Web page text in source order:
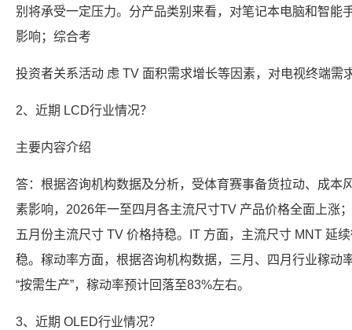
别将承受一定压力。分产品类别来看，对笔记本电脑和智能
影响；综合考
投资者关系活动 虑 TV 面积需求增长等因素，对电视终端需
2、近期 LCD行业情况？
主要内容介绍
答：根据咨询机构数据及分析，受体育赛事备货拉动、成本
素影响，2026年一至四月各主流尺寸TV 产品价格全面上涨
五月份主流尺寸 TV 价格持稳。IT 方面，主流尺寸 MNT 延
稳。稼动率方面，根据咨询机构数据，三月、四月行业稼动
“按需生产”，稼动率预计回落至83%左右。
3、近期 OLED行业情况？